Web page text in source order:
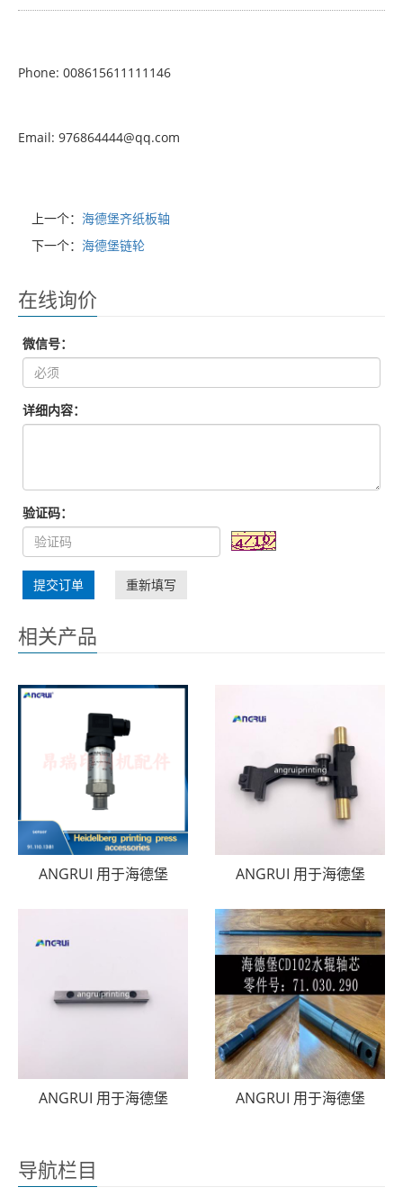
Phone: 008615611111146
Email: 976864444@qq.com
上一个： 海德堡齐纸板轴
下一个： 海德堡链轮
在线询价
微信号：
详细内容：
验证码：
提交订单 重新填写
相关产品
ANGRUI 用于海德堡 ANGRUI 用于海德堡
ANGRUI 用于海德堡 ANGRUI 用于海德堡
导航栏目